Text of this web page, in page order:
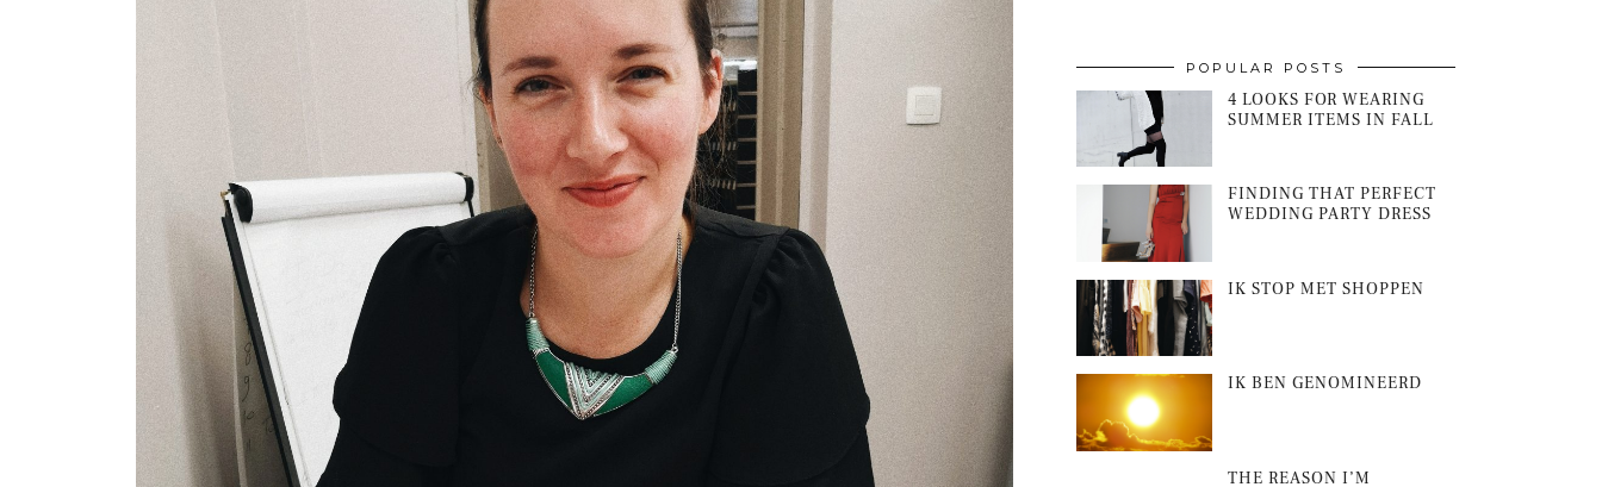
POPULAR POSTS
4 LOOKS FOR WEARING
SUMMER ITEMS IN FALL
FINDING THAT PERFECT
WEDDING PARTY DRESS
IK STOP MET SHOPPEN
IK BEN GENOMINEERD
THE REASON I’M